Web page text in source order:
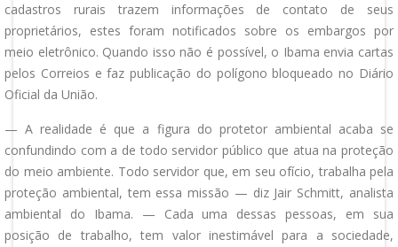
cadastros rurais trazem informações de contato de seus
proprietários, estes foram notificados sobre os embargos por
meio eletrônico. Quando isso não é possível, o Ibama envia cartas
pelos Correios e faz publicação do polígono bloqueado no Diário
Oficial da União.
— A realidade é que a figura do protetor ambiental acaba se
confundindo com a de todo servidor público que atua na proteção
do meio ambiente. Todo servidor que, em seu ofício, trabalha pela
proteção ambiental, tem essa missão — diz Jair Schmitt, analista
ambiental do Ibama. — Cada uma dessas pessoas, em sua
posição de trabalho, tem valor inestimável para a sociedade,